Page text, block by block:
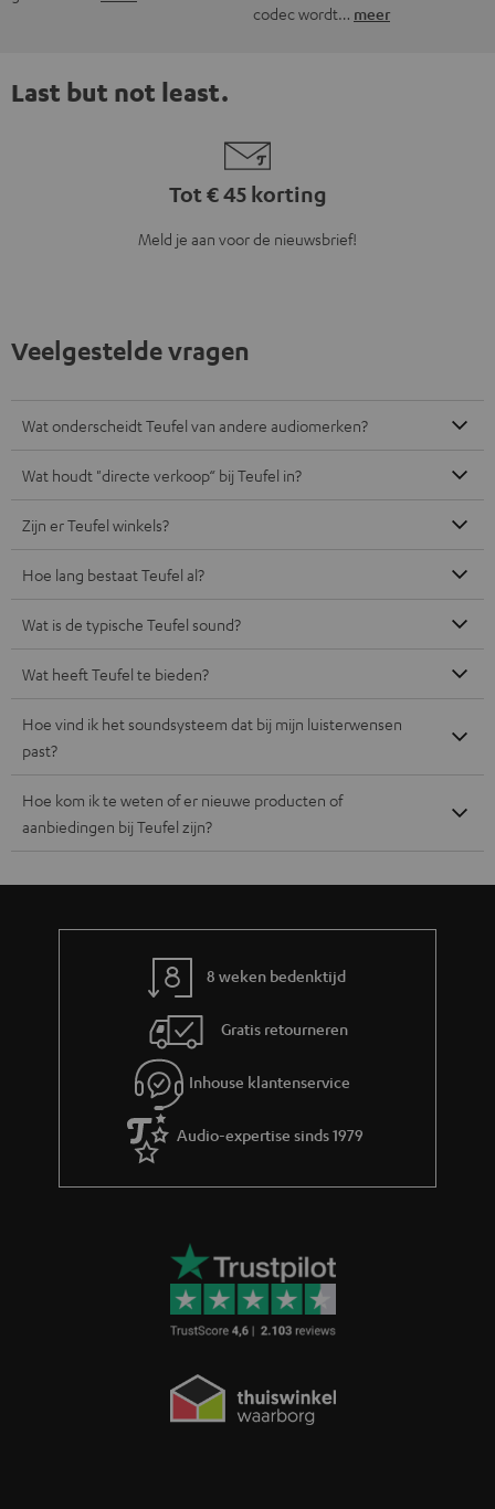
codec wordt… meer
Last but not least.
Tot € 45 korting
Meld je aan voor de nieuwsbrief!
Veelgestelde vragen
Wat onderscheidt Teufel van andere audiomerken?
Wat houdt "directe verkoop“ bij Teufel in?
Zijn er Teufel winkels?
Hoe lang bestaat Teufel al?
Wat is de typische Teufel sound?
Wat heeft Teufel te bieden?
Hoe vind ik het soundsysteem dat bij mijn luisterwensen
past?
Hoe kom ik te weten of er nieuwe producten of
aanbiedingen bij Teufel zijn?
8 weken bedenktijd
Gratis retourneren
Inhouse klantenservice
Audio-expertise sinds 1979